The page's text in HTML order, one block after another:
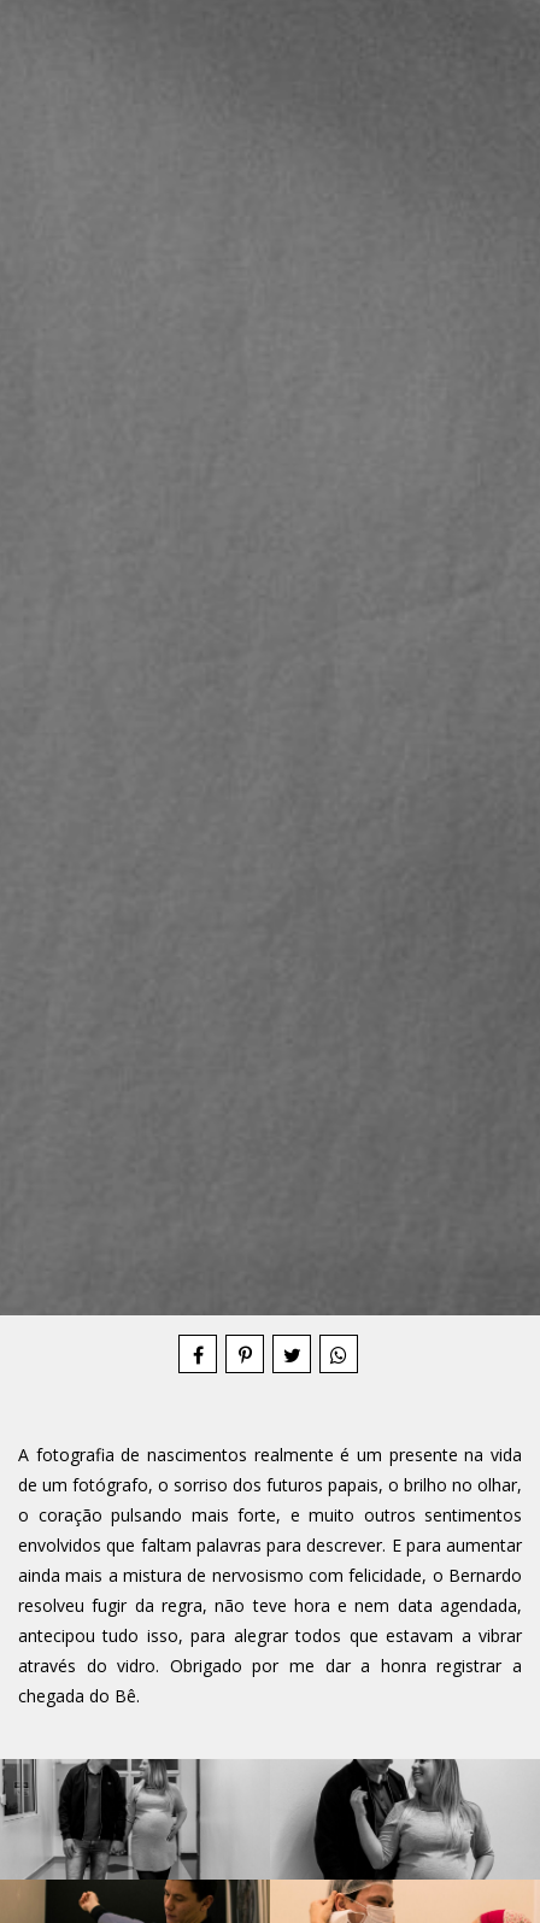
A fotografia de nascimentos realmente é um presente na vida
de um fotógrafo, o sorriso dos futuros papais, o brilho no olhar,
o coração pulsando mais forte, e muito outros sentimentos
envolvidos que faltam palavras para descrever. E para aumentar
ainda mais a mistura de nervosismo com felicidade, o Bernardo
resolveu fugir da regra, não teve hora e nem data agendada,
antecipou tudo isso, para alegrar todos que estavam a vibrar
através do vidro. Obrigado por me dar a honra registrar a
chegada do Bê.